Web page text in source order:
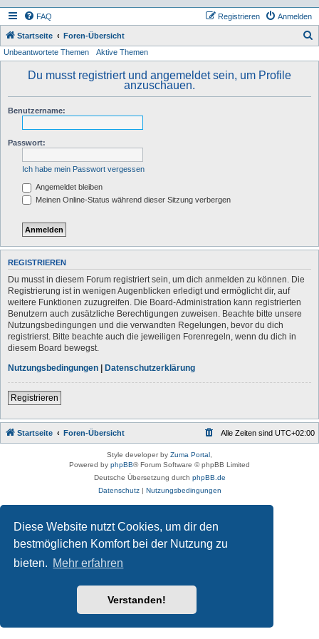
Diese Website nutzt Cookies, um dir den
bestmöglichen Komfort bei der Nutzung zu
bieten. Mehr erfahren
Verstanden!
FAQ Anmelden
Registrieren
Startseite Foren-Übersicht
Unbeantwortete Themen Aktive Themen
Du musst registriert und angemeldet sein, um Profile
anzuschauen.
Benutzername:
Passwort:
Ich habe mein Passwort vergessen
Angemeldet bleiben
Meinen Online-Status während dieser Sitzung verbergen
REGISTRIEREN
Du musst in diesem Forum registriert sein, um dich anmelden zu können. Die
Registrierung ist in wenigen Augenblicken erledigt und ermöglicht dir, auf
weitere Funktionen zuzugreifen. Die Board-Administration kann registrierten
Benutzern auch zusätzliche Berechtigungen zuweisen. Beachte bitte unsere
Nutzungsbedingungen und die verwandten Regelungen, bevor du dich
registrierst. Bitte beachte auch die jeweiligen Forenregeln, wenn du dich in
diesem Board bewegst.
Nutzungsbedingungen | Datenschutzerklärung
Registrieren
Startseite Foren-Übersicht Alle Zeiten sind UTC+02:00
Style developer by Zuma Portal
Powered by phpBB® Forum Software © phpBB Limited
Deutsche Übersetzung durch phpBB.de
Datenschutz| Nutzungsbedingungen